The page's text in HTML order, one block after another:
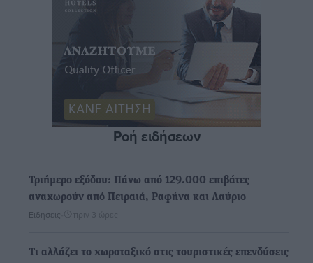
Ροή ειδήσεων
Τριήμερο εξόδου: Πάνω από 129.000 επιβάτες
αναχωρούν από Πειραιά, Ραφήνα και Λαύριο
Ειδήσεις πριν 3 ώρες
Τι αλλάζει το χωροταξικό στις τουριστικές επενδύσεις